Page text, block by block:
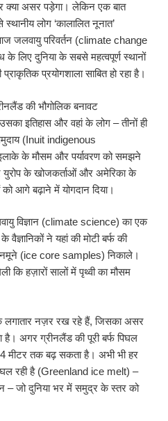
क्या असर पड़ेगा। लेकिन एक बात
लोग ‘कालालित नूनात’
जलवायु परिवर्तन (climate change
लिए दुनिया के सबसे महत्वपूर्ण स्थानों
प्रयोगशाला साबित हो रहा है।
की भौगोलिक बनावट
इतिहास और वहां के लोग – तीनों ही
(Inuit indigenous
के मौसम और पर्यावरण को समझने
के खोजकर्ताओं और अमेरिका के
को आगे बढ़ाने में योगदान दिया।
विज्ञान (climate science) का एक
ने यहां की मोटी बर्फ की
(ice core samples) निकाले।
हज़ारों सालों में पृथ्वी का मौसम
लगातार नज़र रख रहे हैं, जिसका असर
है। अगर ग्रीनलैंड की पूरी बर्फ पिघल
मीटर तक बढ़ सकता है। अभी भी हर
रही है (Greenland ice melt) –
– जो दुनिया भर में समुद्र के स्तर को